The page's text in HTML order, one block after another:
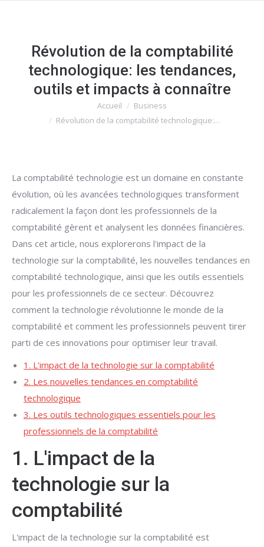
Révolution de la comptabilité
technologique: les tendances,
outils et impacts à connaître
Accueil
Business
Révolution de la comptabilité technologique:…
La comptabilité technologie est un domaine en constante
évolution, où les avancées technologiques transforment
radicalement la façon dont les professionnels de la
comptabilité gèrent et analysent les données financières.
Dans cet article, nous explorerons l'impact de la
technologie sur la comptabilité, les nouvelles tendances en
comptabilité technologique, ainsi que les outils essentiels
pour les professionnels de ce secteur. Découvrez
comment la technologie révolutionne le monde de la
comptabilité et comment les professionnels peuvent tirer
parti de ces innovations pour optimiser leur travail.
1. L'impact de la technologie sur la comptabilité
2. Les nouvelles tendances en comptabilité
technologique
3. Les outils technologiques essentiels pour les
professionnels de la comptabilité
1. L'impact de la
technologie sur la
comptabilité
L'impact de la technologie sur la comptabilité est